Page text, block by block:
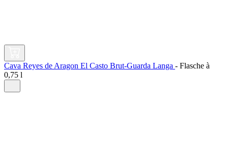
Cava Reyes de Aragon El Casto Brut-Guarda Langa - Flasche à
0,75 l